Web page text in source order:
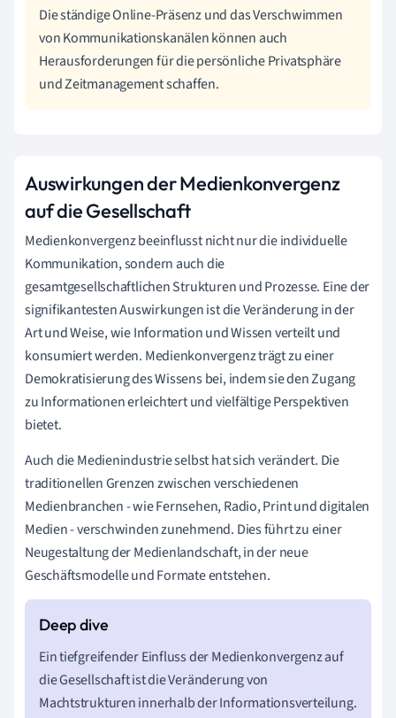
Die ständige Online-Präsenz und das Verschwimmen
von Kommunikationskanälen können auch
Herausforderungen für die persönliche Privatsphäre
und Zeitmanagement schaffen.
Auswirkungen der Medienkonvergenz
auf die Gesellschaft
Medienkonvergenz beeinflusst nicht nur die individuelle
Kommunikation, sondern auch die
gesamtgesellschaftlichen Strukturen und Prozesse. Eine der
signifikantesten Auswirkungen ist die Veränderung in der
Art und Weise, wie Information und Wissen verteilt und
konsumiert werden. Medienkonvergenz trägt zu einer
Demokratisierung des Wissens bei, indem sie den Zugang
zu Informationen erleichtert und vielfältige Perspektiven
bietet.
Auch die Medienindustrie selbst hat sich verändert. Die
traditionellen Grenzen zwischen verschiedenen
Medienbranchen - wie Fernsehen, Radio, Print und digitalen
Medien - verschwinden zunehmend. Dies führt zu einer
Neugestaltung der Medienlandschaft, in der neue
Geschäftsmodelle und Formate entstehen.
Ein tiefgreifender Einfluss der Medienkonvergenz auf
die Gesellschaft ist die Veränderung von
Machtstrukturen innerhalb der Informationsverteilung.